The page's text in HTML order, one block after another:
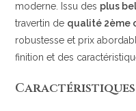
moderne. Issu des plus
travertin de qualité 2ème
robustesse et prix
finition et des
Caractéristiques